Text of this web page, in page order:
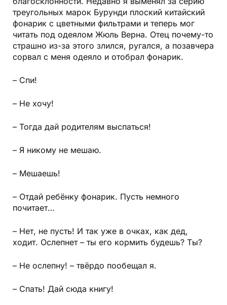
тре­угольных марок Бурунди плоский китайский
фонарик с цветными фильтрами и теперь мог
читать под одеялом Жюль Верна. Отец почему-то
страшно из-за этого злился, ругался, а позавчера
сорвал с меня одеяло и отобрал фонарик.
– Спи!
– Не хочу!
– Тогда дай родителям вы­спаться!
– Я никому не мешаю.
– Мешаешь!
– Отдай ребёнку фонарик. Пусть немного
почитает…
– Нет, не пусть! И так уже в очках, как дед,
ходит. Ослепнет – ты его кормить будешь? Ты?
– Не ослепну! – твёрдо пообещал я.
– Спать! Дай сюда книгу!